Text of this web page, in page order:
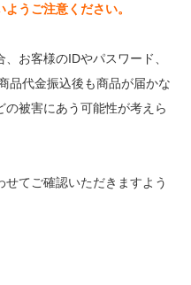
うご注意ください。
お客様のIDやパスワード、
品代金振込後も商品が届かな
被害にあう可能性が考えら
せてご確認いただきますよう